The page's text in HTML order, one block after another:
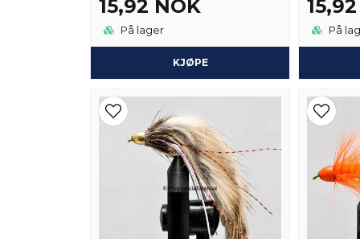
15,92 NOK
På lager
KJØPE
På